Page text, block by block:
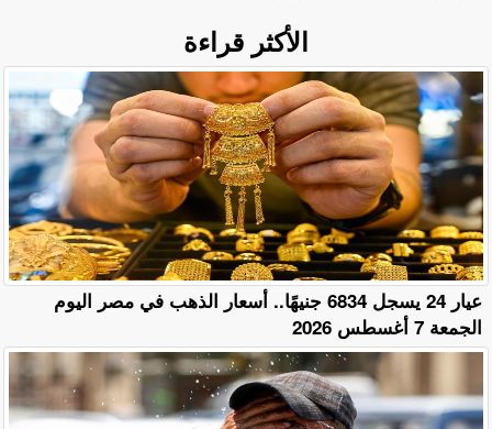
الأكثر قراءة
عيار 24 يسجل 6834 جنيهًا.. أسعار الذهب في مصر اليوم
الجمعة 7 أغسطس 2026